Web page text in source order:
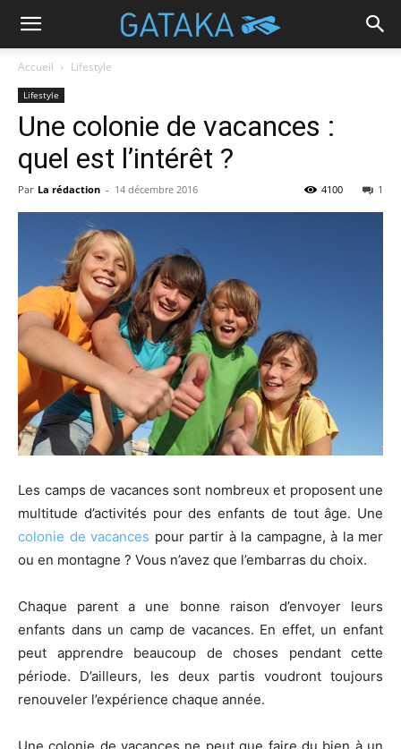
Accueil Lifestyle
Lifestyle
Une colonie de vacances :
quel est l’intérêt ?
Par La rédaction - 14 décembre 2016 1
4100
Les camps de vacances sont nombreux et proposent une
multitude d’activités pour des enfants de tout âge. Une
colonie de vacances pour partir à la campagne, à la mer
ou en montagne ? Vous n’avez que l’embarras du choix.
Chaque parent a une bonne raison d’envoyer leurs
enfants dans un camp de vacances. En effet, un enfant
peut apprendre beaucoup de choses pendant cette
période. D’ailleurs, les deux partis voudront toujours
renouveler l’expérience chaque année.